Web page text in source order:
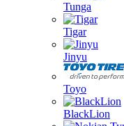
Tunga
Tigar
Jinyu
Toyo
BlackLion